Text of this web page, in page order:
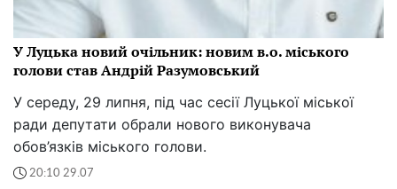
У Луцька новий очільник: новим в.о. міського
голови став Андрій Разумовський
У середу, 29 липня, під час сесії Луцької міської
ради депутати обрали нового виконувача
обов’язків міського голови.
20:10 29.07